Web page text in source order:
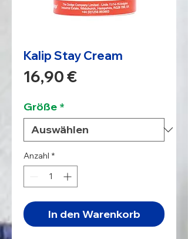
Kalip Stay Cream
16,90 €Preis
Größe *
Anzahl *
In den Warenkorb